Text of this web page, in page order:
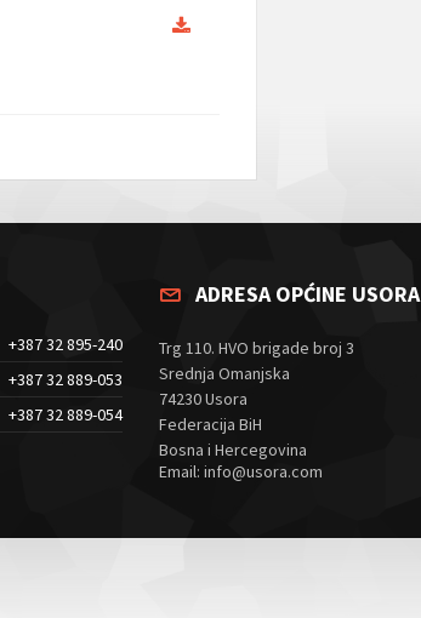
+387 32 895-240
+387 32 889-053
+387 32 889-054
ADRESA OPĆINE USORA
Trg 110. HVO brigade broj 3
Srednja Omanjska
74230 Usora
Federacija BiH
Bosna i Hercegovina
Email: info@usora.com